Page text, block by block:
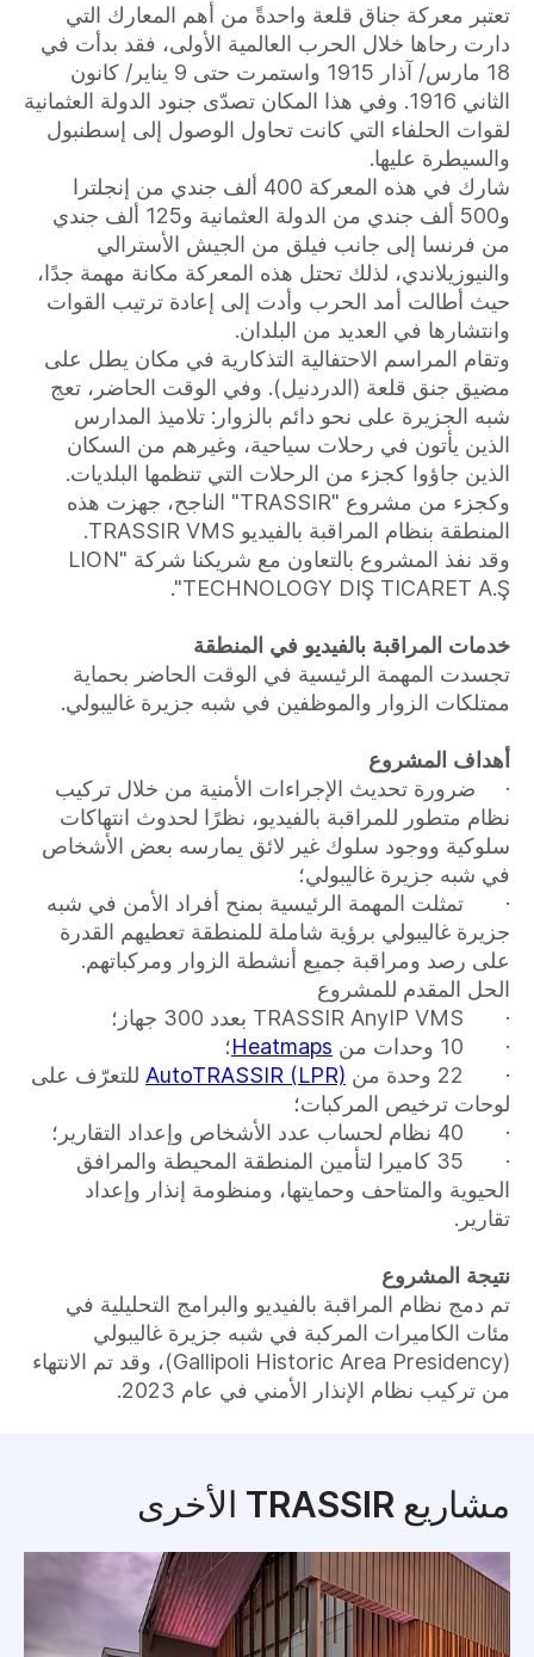
تعتبر معركة جناق قلعة واحدةً من أهم المعارك التي
دارت رحاها خلال الحرب العالمية الأولى، فقد بدأت في
18 مارس/ آذار 1915 واستمرت حتى 9 يناير/ كانون
الثاني 1916. وفي هذا المكان تصدّى جنود الدولة العثمانية
لقوات الحلفاء التي كانت تحاول الوصول إلى إسطنبول
والسيطرة عليها.
شارك في هذه المعركة 400 ألف جندي من إنجلترا
و500 ألف جندي من الدولة العثمانية و125 ألف جندي
من فرنسا إلى جانب فيلق من الجيش الأسترالي
والنيوزيلاندي، لذلك تحتل هذه المعركة مكانة مهمة جدًا،
حيث أطالت أمد الحرب وأدت إلى إعادة ترتيب القوات
وانتشارها في العديد من البلدان.
وتقام المراسم الاحتفالية التذكارية في مكان يطل على
مضيق جنق قلعة (الدردنيل). وفي الوقت الحاضر، تعج
شبه الجزيرة على نحو دائم بالزوار: تلاميذ المدارس
الذين يأتون في رحلات سياحية، وغيرهم من السكان
الذين جاؤوا كجزء من الرحلات التي تنظمها البلديات.
وكجزء من مشروع "TRASSIR" الناجح، جهزت هذه
المنطقة بنظام المراقبة بالفيديو TRASSIR VMS.
وقد نفذ المشروع بالتعاون مع شريكنا شركة "LION
TECHNOLOGY DIŞ TICARET A.Ş".
خدمات المراقبة بالفيديو في المنطقة
تجسدت المهمة الرئيسية في الوقت الحاضر بحماية
ممتلكات الزوار والموظفين في شبه جزيرة غاليبولي.
أهداف المشروع
· ضرورة تحديث الإجراءات الأمنية من خلال تركيب
نظام متطور للمراقبة بالفيديو، نظرًا لحدوث انتهاكات
سلوكية ووجود سلوك غير لائق يمارسه بعض الأشخاص
في شبه جزيرة غاليبولي؛
· تمثلت المهمة الرئيسية بمنح أفراد الأمن في شبه
جزيرة غاليبولي برؤية شاملة للمنطقة تعطيهم القدرة
على رصد ومراقبة جميع أنشطة الزوار ومركباتهم.
الحل المقدم للمشروع
· TRASSIR AnyIP VMS بعدد 300 جهاز؛
· 10 وحدات من
Heatmaps؛
· 22 وحدة من
AutoTRASSIR (LPR) للتعرّف على
لوحات ترخيص المركبات؛
· 40 نظام لحساب عدد الأشخاص وإعداد التقارير؛
· 35 كاميرا لتأمين المنطقة المحيطة والمرافق
الحيوية والمتاحف وحمايتها، ومنظومة إنذار وإعداد
تقارير.
نتيجة المشروع
تم دمج نظام المراقبة بالفيديو والبرامج التحليلية في
مئات الكاميرات المركبة في شبه جزيرة غاليبولي
(Gallipoli Historic Area Presidency)، وقد تم الانتهاء
من تركيب نظام الإنذار الأمني في عام 2023.
مشاريع TRASSIR الأخرى